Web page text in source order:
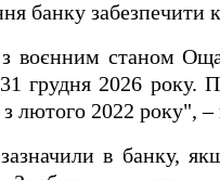
банку забезпечити
воєнним станом
грудня 2026 року.
з лютого 2022 року", –
в банку,